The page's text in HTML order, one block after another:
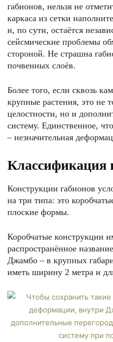
габионов, нельзя не
каркаса из сетки
и, по сути, остаётся
сейсмические проблемы
стороной. Не страшна
почвенных слоёв.
Более того, если сквозь
крупные растения, это не
целостности, но и
систему. Единственное,
– незначительная
Классификация
Конструкции габионов
на три типа: это
плоские формы.
Коробчатые конструкции
распространённое
Джамбо – в крупных
иметь ширину 2 метра и